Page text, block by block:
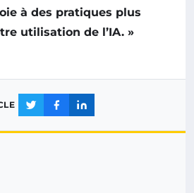
à des pratiques plus
utilisation de l’IA. »